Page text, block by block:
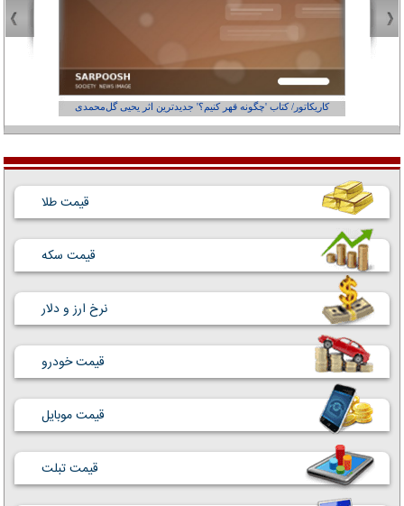
کاریکاتور/ کتاب 'چگونه قهر کنیم؟' جدیدترین اثر یحیی گل‌محمدی
قیمت طلا
قیمت سکه
نرخ ارز و دلار
قیمت خودرو
قیمت موبایل
قیمت تبلت